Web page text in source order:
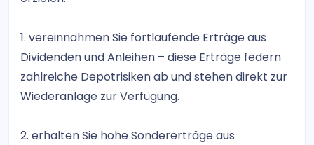
1. vereinnahmen Sie fortlaufende Erträge aus
Dividenden und Anleihen – diese Erträge federn
zahlreiche Depotrisiken ab und stehen direkt zur
Wiederanlage zur Verfügung.
2. erhalten Sie hohe Sondererträge aus